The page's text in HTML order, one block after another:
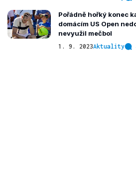
Pořádně hořký konec
domácím US Open
nevyužil mečbol
1. 9. 2023Aktuality